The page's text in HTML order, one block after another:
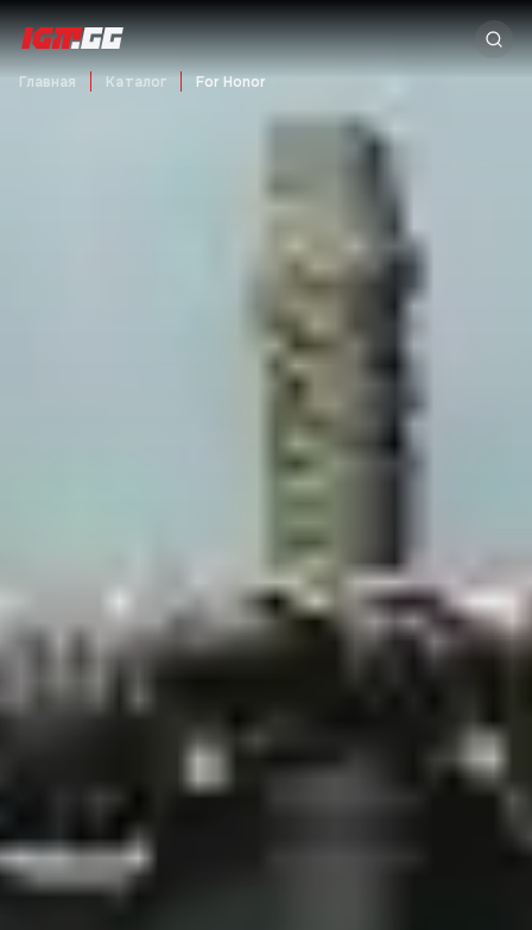
Главная Каталог For Honor